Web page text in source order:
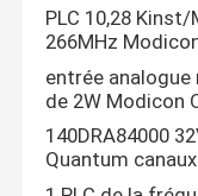
Émetteur de la
Automate
PLC 10,28 Kinst/
266MHz
entrée analogue
de 2W Modicon
140DRA84000
Quantum